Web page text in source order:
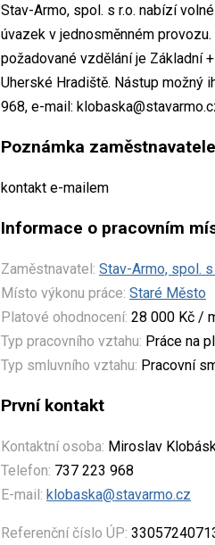
Stav-Armo, spol. s r.o. nabízí
úvazek v jednosměnném
požadované vzdělání je Základní
Uherské Hradiště. Nástup možný
968, e-mail:
Poznámka zaměstnavatele
kontakt e-mailem
Informace o pracovním
Zaměstnavatel: Stav-Armo, spol. s
Místo výkonu práce: Staré Město
Platové ohodnocení: 28 000 Kč /
Typ pracovního vztahu: Práce na
Typ smluvního vztahu: Pracovní
První kontakt
Kontaktní osoba: Miroslav
Telefon: 737 223 968
E-mail: klobaska@stavarmo.cz
Referenční číslo ÚP: